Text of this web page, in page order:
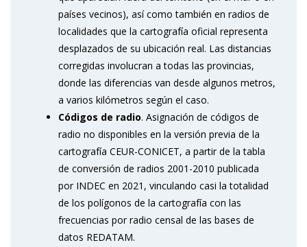
países vecinos), así como también en radios de
localidades que la cartografía oficial representa
desplazados de su ubicación real. Las distancias
corregidas involucran a todas las provincias,
donde las diferencias van desde algunos metros,
a varios kilómetros según el caso.
Códigos de radio. Asignación de códigos de
radio no disponibles en la versión previa de la
cartografía CEUR-CONICET, a partir de la tabla
de conversión de radios 2001-2010 publicada
por INDEC en 2021, vinculando casi la totalidad
de los polígonos de la cartografía con las
frecuencias por radio censal de las bases de
datos REDATAM.